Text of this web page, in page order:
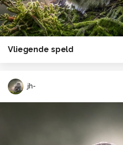
Vliegende speld
jh-